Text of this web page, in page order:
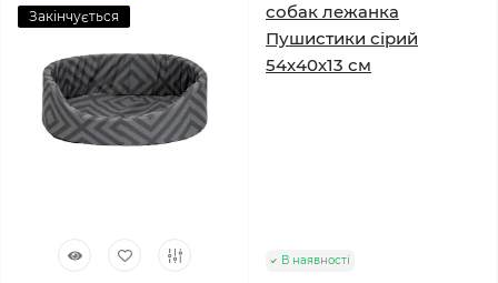
Закінчується
собак лежанка
Пушистики сірий
54х40х13 см
В наявності